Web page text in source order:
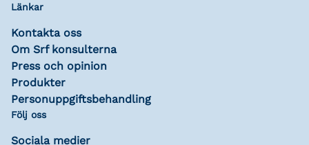
Länkar
Kontakta oss
Om Srf konsulterna
Press och opinion
Produkter
Personuppgiftsbehandling
Följ oss
Sociala medier